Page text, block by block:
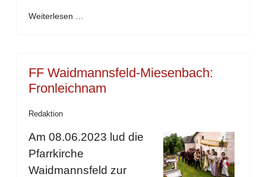
Weiterlesen …
FF Waidmannsfeld-Miesenbach:
Fronleichnam
Redaktion
Am 08.06.2023 lud die
Pfarrkirche
Waidmannsfeld zur